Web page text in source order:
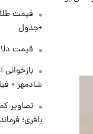
+جدول
قیمت دلار در
شادمهر +
تصاویر
باقری؛